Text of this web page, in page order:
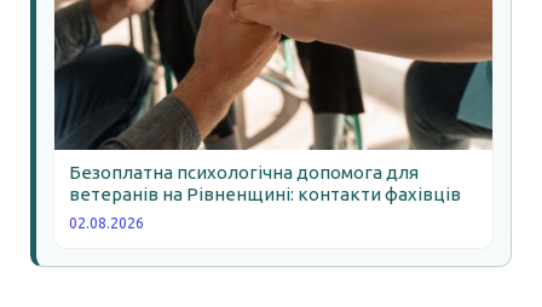
Безоплатна психологічна допомога для
ветеранів на Рівненщині: контакти фахівців
02.08.2026